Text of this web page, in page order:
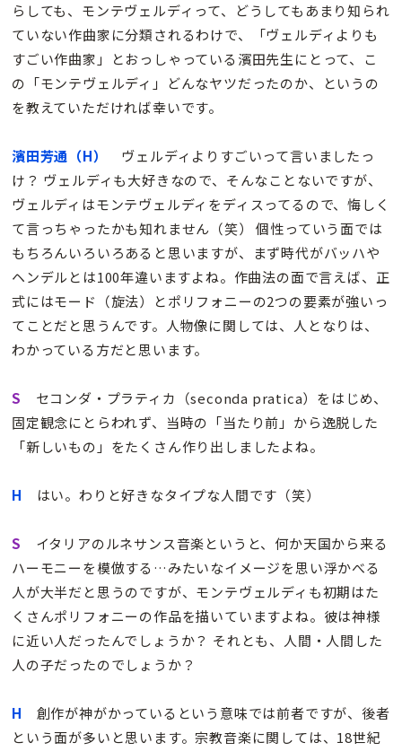
らしても、モンテヴェルディって、どうしてもあまり知られ
ていない作曲家に分類されるわけで、「ヴェルディよりも
すごい作曲家」とおっしゃっている濱田先生にとって、こ
の「モンテヴェルディ」どんなヤツだったのか、というの
を教えていただければ幸いです。
濱田芳通（H）
ヴェルディよりすごいって言いましたっ
け？ ヴェルディも大好きなので、そんなことないですが、
ヴェルディはモンテヴェルディをディスってるので、悔しく
て言っちゃったかも知れません（笑） 個性っていう面では
もちろんいろいろあると思いますが、まず時代がバッハや
ヘンデルとは100年違いますよね。作曲法の面で言えば、正
式にはモード（旋法）とポリフォニーの2つの要素が強いっ
てことだと思うんです。人物像に関しては、人となりは、
わかっている方だと思います。
S セコンダ・プラティカ（seconda pratica）をはじめ、
固定観念にとらわれず、当時の「当たり前」から逸脱した
「新しいもの」をたくさん作り出しましたよね。
H はい。わりと好きなタイプな人間です（笑）
S イタリアのルネサンス音楽というと、何か天国から来る
ハーモニーを模倣する…みたいなイメージを思い浮かべる
人が大半だと思うのですが、モンテヴェルディも初期はた
くさんポリフォニーの作品を描いていますよね。彼は神様
に近い人だったんでしょうか？ それとも、人間・人間した
人の子だったのでしょうか？
H 創作が神がかっているという意味では前者ですが、後者
という面が多いと思います。宗教音楽に関しては、18世紀